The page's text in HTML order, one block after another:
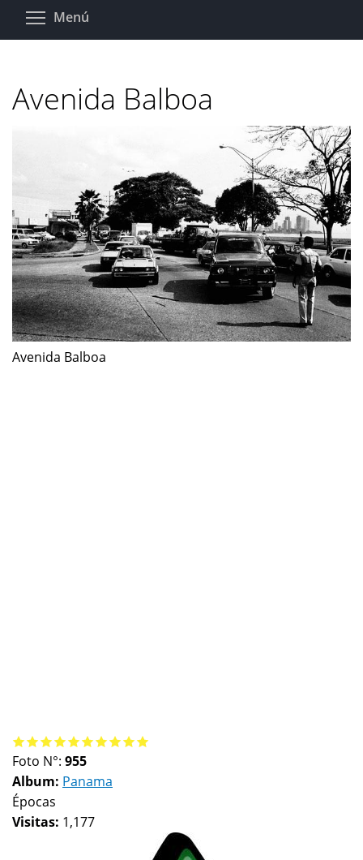
Pasar
Menú
Avenida Balboa
Avenida Balboa
Foto N°: 955
Album: Panama
Épocas
Visitas: 1,177